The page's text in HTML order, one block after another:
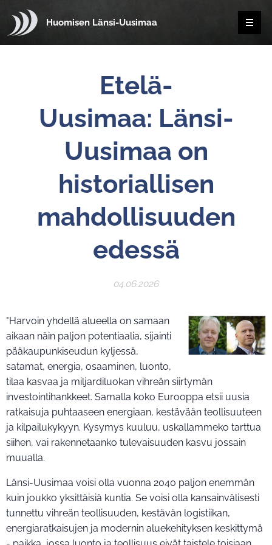
Huomisen Länsi-Uusimaa
Etelä-
Uusimaa: Länsi-
Uusimaa on
historiallisen
mahdollisuuden
edessä
04.06.2026
"Harvoin yhdellä alueella on samaan
aikaan näin paljon potentiaalia, sijainti
pääkaupunkiseudun kyljessä,
satamat, energia, osaaminen, luonto,
tilaa kasvaa ja miljardiluokan vihreän siirtymän
investointihankkeet. Samalla koko Eurooppa etsii uusia
ratkaisuja puhtaaseen energiaan, kestävään teollisuuteen
ja kilpailukykyyn. Kysymys kuuluu, uskallammeko tarttua
siihen, vai rakennetaanko tulevaisuuden kasvu jossain
muualla.
Länsi-Uusimaa voisi olla vuonna 2040 paljon enemmän
kuin joukko yksittäisiä kuntia. Se voisi olla kansainvälisesti
tunnettu vihreän teollisuuden, kestävän logistiikan,
energiaratkaisujen ja modernin aluekehityksen keskittymä